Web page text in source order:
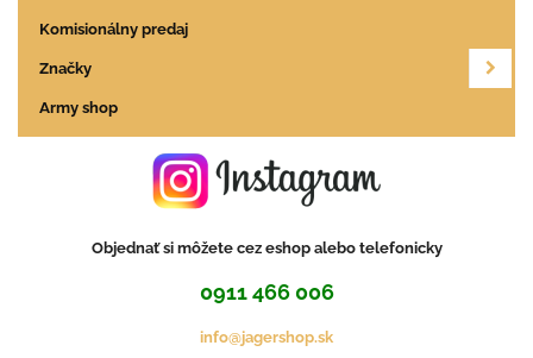
Komisionálny predaj
Značky
Army shop
Objednať si môžete cez eshop alebo telefonicky
0911 466 006
info@jagershop.sk